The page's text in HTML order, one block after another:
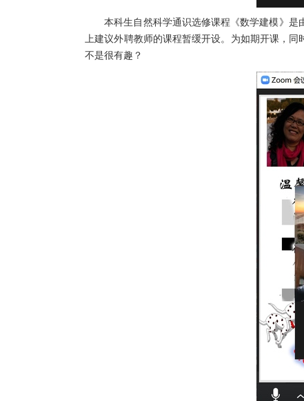
本科生自然科学通识选修课程《数学建模》是
上建议外聘教师的课程暂缓开设。为如期开课，
不是很有趣？